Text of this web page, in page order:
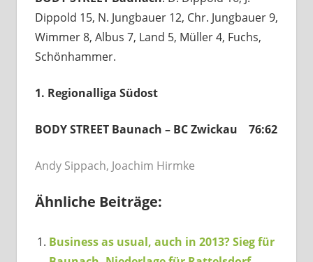
Dippold 15, N. Jungbauer 12, Chr. Jungbauer 9,
Wimmer 8, Albus 7, Land 5, Müller 4, Fuchs,
Schönhammer.
1. Regionalliga Südost
BODY STREET Baunach – BC Zwickau 76:62
Andy Sippach, Joachim Hirmke
Ähnliche Beiträge:
Business as usual, auch in 2013? Sieg für